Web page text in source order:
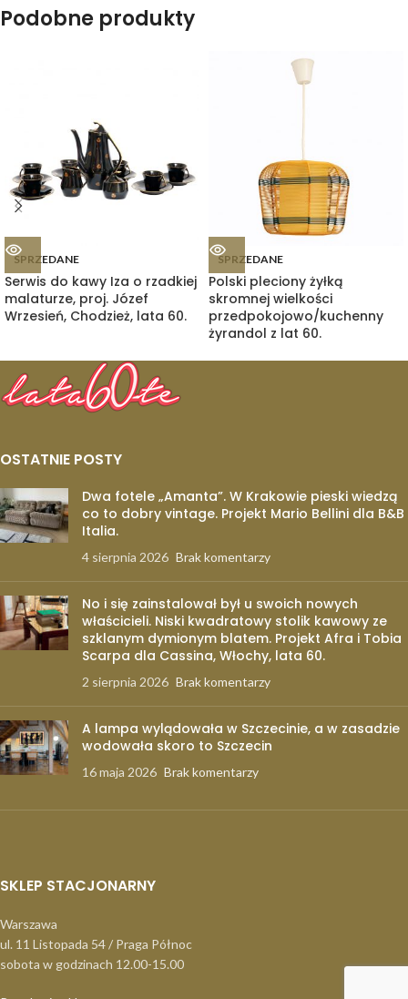
Podobne produkty
SPRZEDANE
Serwis do kawy Iza o rzadkiej
malaturze, proj. Józef
Wrzesień, Chodzież, lata 60.
SPRZEDANE
Polski pleciony żyłką
skromnej wielkości
przedpokojowo/kuchenny
żyrandol z lat 60.
OSTATNIE POSTY
Dwa fotele „Amanta”. W Krakowie pieski wiedzą
co to dobry vintage. Projekt Mario Bellini dla B&B
Italia.
4 sierpnia 2026 Brak komentarzy
No i się zainstalował był u swoich nowych
właścicieli. Niski kwadratowy stolik kawowy ze
szklanym dymionym blatem. Projekt Afra i Tobia
Scarpa dla Cassina, Włochy, lata 60.
2 sierpnia 2026 Brak komentarzy
A lampa wylądowała w Szczecinie, a w zasadzie
wodowała skoro to Szczecin
16 maja 2026 Brak komentarzy
SKLEP STACJONARNY
Warszawa
ul. 11 Listopada 54 / Praga Północ
sobota w godzinach 12.00-15.00